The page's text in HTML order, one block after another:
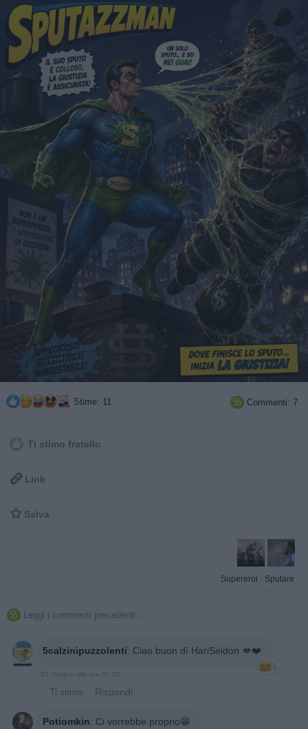
Stime: 11  Commenti: 7
Ti stimo fratello
 Link
 Salva
Supereroi · Sputare
 Leggi i commenti precedenti...
5calzinipuzzolenti: Ciao buon dì HariSeldon 💋❤️
1
20 Giugno alle ore 07:29
· Ti stimo · Rispondi
Potiomkin: Ci vorrebbe proprio😁